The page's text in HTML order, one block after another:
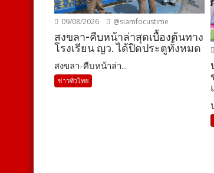
09/08/2026 @siamfocustime
สงขลา-คืบหน้าล่าสุดเบื้องต้นทาง
โรงเรียน ญว. ได้ปิดประตูทั้งหมด
สงขลา-คืบหน้าล่า...
ข่าวทั่วไทย